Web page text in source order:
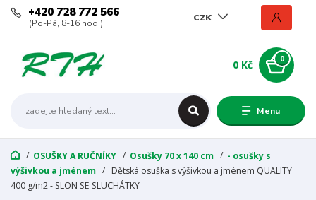
Menu
CZK
+420 728 772 566
(Po-Pá, 8-16 hod.)
0
0 Kč
OSUŠKY A RUČNÍKY Osušky 70 x 140 cm
- osušky s
výšivkou a jménem
Dětská osuška s výšivkou a jménem QUALITY
400 g/m2 - SLON SE SLUCHÁTKY